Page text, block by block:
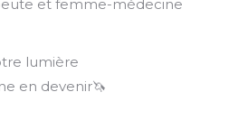
et femme-médecine
lumière
en devenir🦄